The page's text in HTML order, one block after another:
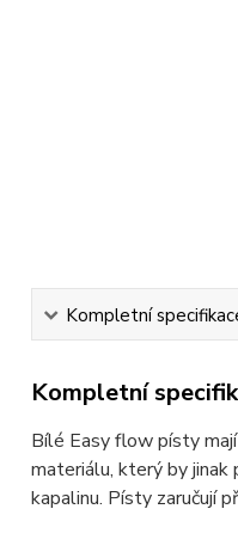
Kompletní
Kompletní
Bílé Easy flow písty
materiálu, který by jinak
kapalinu. Písty zaručují